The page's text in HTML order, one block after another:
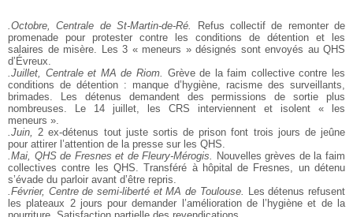
.Octobre, Centrale de St-Martin-de-Ré.
Refus collectif de remonter de
promenade pour protester contre les conditions de détention et les
salaires de misère. Les 3 « meneurs » désignés sont envoyés au QHS
d’Évreux.
.Juillet, Centrale et MA de Riom.
Grève de la faim collective contre les
conditions de détention : manque d’hygiène, racisme des surveillants,
brimades. Les détenus demandent des permissions de sortie plus
nombreuses. Le 14 juillet, les CRS interviennent et isolent « les
meneurs ».
.Juin,
2 ex-détenus tout juste sortis de prison font trois jours de jeûne
pour attirer l’attention de la presse sur les QHS.
.Mai, QHS de Fresnes et de Fleury-Mérogis.
Nouvelles grèves de la faim
collectives contre les QHS. Transféré à hôpital de Fresnes, un détenu
s’évade du parloir avant d’être repris.
.Février, Centre de semi-liberté et MA de Toulouse.
Les détenus refusent
les plateaux 2 jours pour demander l’amélioration de l’hygiène et de la